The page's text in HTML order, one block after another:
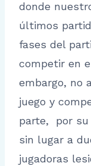
donde
últimos
fases del
competir en
embargo, no
juego y
parte, por su
sin lugar a
jugadoras